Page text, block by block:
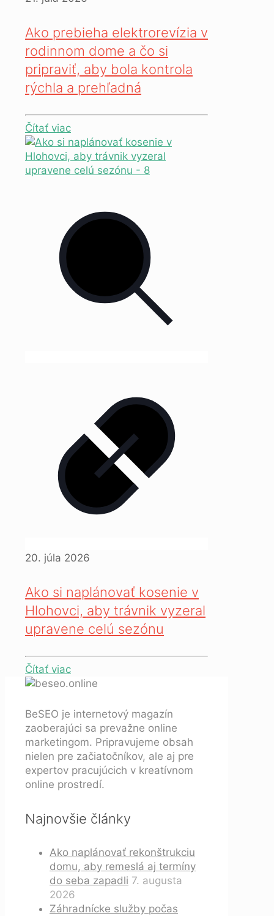
Ako prebieha elektrorevízia v
rodinnom dome a čo si
pripraviť, aby bola kontrola
rýchla a prehľadná
Čítať viac
20. júla 2026
Ako si naplánovať kosenie v
Hlohovci, aby trávnik vyzeral
upravene celú sezónu
Čítať viac
BeSEO je internetový magazín
zaoberajúci sa prevažne online
marketingom. Pripravujeme obsah
nielen pre začiatočníkov, ale aj pre
expertov pracujúcich v kreatívnom
online prostredí.
Najnovšie články
Ako naplánovať rekonštrukciu
domu, aby remeslá aj termíny
do seba zapadli 7. augusta
2026
Záhradnícke služby počas